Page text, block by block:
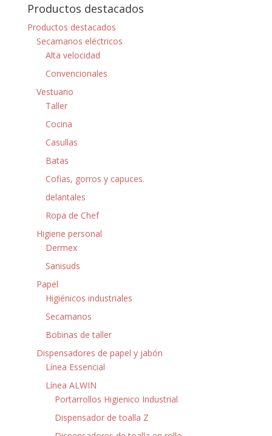
Productos destacados
Productos destacados
Secamanos eléctricos
Alta velocidad
Convencionales
Vestuario
Taller
Cocina
Casullas
Batas
Cofias, gorros y capuces.
delantales
Ropa de Chef
Higiene personal
Dermex
Sanisuds
Papel
Higiénicos industriales
Secamanos
Bobinas de taller
Dispensadores de papel y jabón
Línea Essencial
Línea ALWIN
Portarrollos Higienico Industrial
Dispensador de toalla Z